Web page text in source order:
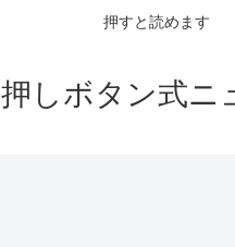
押すと読めます
押しボタン式ニ